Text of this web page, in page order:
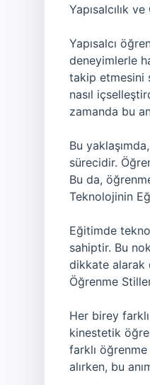
Yapısalcılık
Yapısalcı
deneyimlerle
takip etmesini
nasıl
zamanda bu
Bu
sürecidir.
Bu da,
Teknolojinin
Eğitimde
sahiptir. Bu
dikkate alarak
Öğrenme
Her birey
kinestetik
farklı
alırken, bu